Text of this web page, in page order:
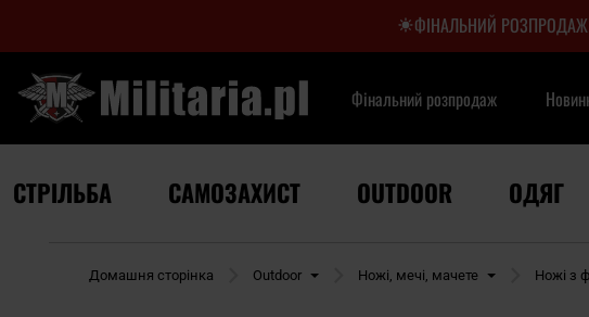
ФІНАЛЬНИЙ
Фінальний розпродаж
СТРІЛЬБА САМОЗАХИСТ OUTDOOR ОДЯГ
Домашня сторінка Outdoor Ножі, мечі, мачете Ножі з